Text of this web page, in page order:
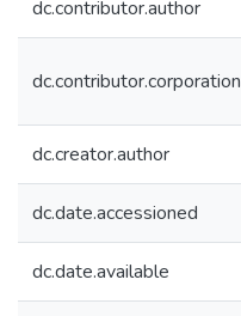
dc.contributor.author
dc.contributor.corporation
dc.creator.author
dc.date.accessioned
dc.date.available